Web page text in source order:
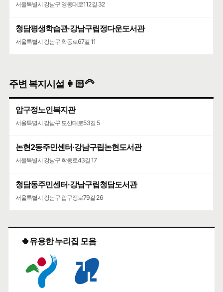
서울특별시 강남구 영동대로112길 32
청담평생학습관·강남구립정다운도서관
서울특별시 강남구 학동로67길 11
주변 복지시설 👩🏻‍🦳
압구정노인복지관
서울특별시 강남구 도산대로53길 5
논현2동주민센터·강남구립논현도서관
서울특별시 강남구 학동로43길 17
청담동주민센터·강남구립청담도서관
서울특별시 강남구 압구정로79길 26
🍀유용한 누리집 모음